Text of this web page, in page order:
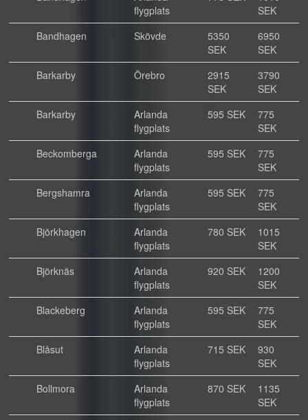
flygplats
SEK
Bandhagen
Skövde
5350
SEK
6950
SEK
Barkarby
Örebro
2915
SEK
3790
SEK
Barkarby
Arlanda
flygplats
595 SEK
775
SEK
Beckomberga
Arlanda
flygplats
595 SEK
775
SEK
Bergshamra
Arlanda
flygplats
595 SEK
775
SEK
Björkhagen
Arlanda
flygplats
780 SEK
1015
SEK
Björknäs
Arlanda
flygplats
920 SEK
1200
SEK
Blackeberg
Arlanda
flygplats
595 SEK
775
SEK
Blåsut
Arlanda
flygplats
715 SEK
930
SEK
Bollmora
Arlanda
flygplats
870 SEK
1135
SEK